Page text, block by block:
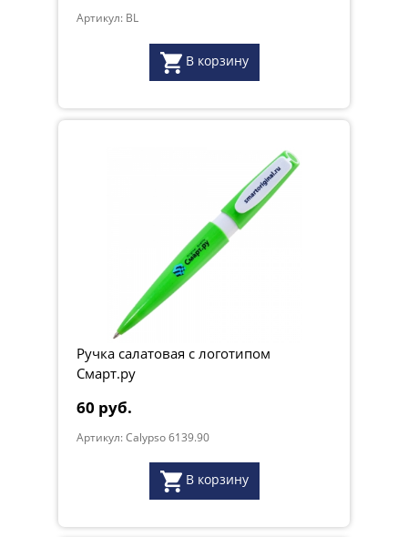
Артикул: BL
В корзину
Ручка салатовая с логотипом
Смарт.ру
60 руб.
Артикул: Calypso 6139.90
В корзину